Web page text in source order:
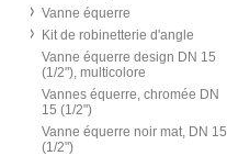
Vanne équerre
Kit de robinetterie d'angle
Vanne équerre design DN 15
(1/2"), multicolore
Vannes équerre, chromée DN
15 (1/2")
Vanne équerre noir mat, DN 15
(1/2")